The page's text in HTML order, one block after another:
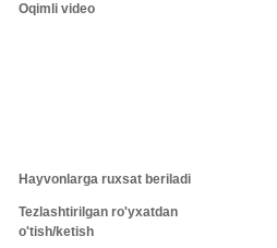
Oqimli video
Hayvonlarga ruxsat beriladi
Tezlashtirilgan ro'yxatdan
o'tish/ketish